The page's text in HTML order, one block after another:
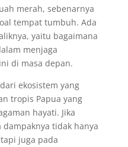
merah, sebenarnya
tempat tumbuh. Ada
yaitu bagaimana
menjaga
di masa depan.
ekosistem yang
tropis Papua yang
hayati. Jika
tidak hanya
juga pada